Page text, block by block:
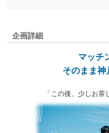
企画詳細
マッチ
そのまま神
「この後、少しお茶